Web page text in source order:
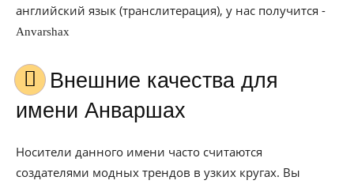
английский язык (транслитерация), у нас получится -
Anvarshax
Внешние качества для
имени Анваршах
Носители данного имени часто считаются
создателями модных трендов в узких кругах. Вы